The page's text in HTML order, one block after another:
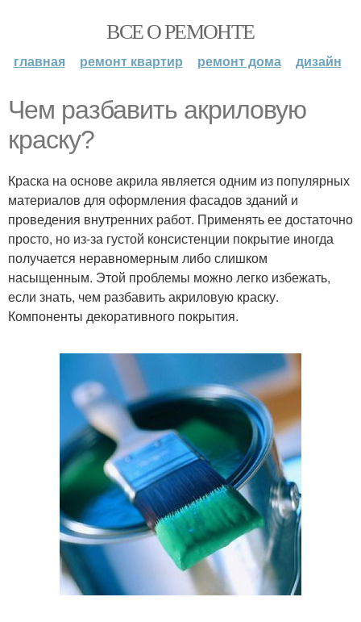
ВСЕ О РЕМОНТЕ
главная ремонт квартир ремонт дома дизайн
Чем разбавить акриловую
краску?
Краска на основе акрила является одним из популярных
материалов для оформления фасадов зданий и
проведения внутренних работ. Применять ее достаточно
просто, но из-за густой консистенции покрытие иногда
получается неравномерным либо слишком
насыщенным. Этой проблемы можно легко избежать,
если знать, чем разбавить акриловую краску.
Компоненты декоративного покрытия.